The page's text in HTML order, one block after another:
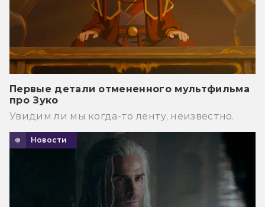
Первые детали отмененного мультфильма
про Зуко
Увидим ли мы когда-то ленту, неизвестно.
Новости